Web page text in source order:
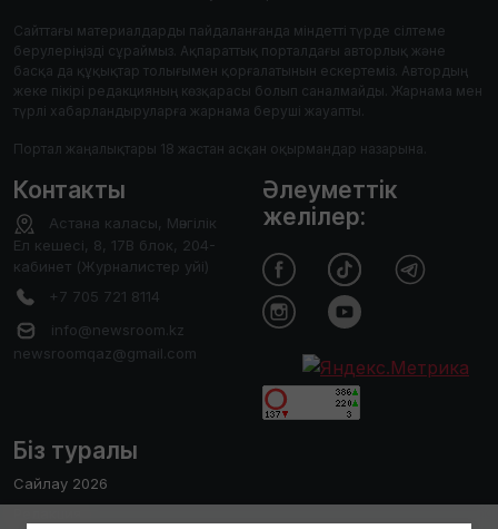
Сайттағы материалдарды пайдаланғанда міндетті түрде сілтеме
берулеріңізді сұраймыз. Ақпараттық порталдағы авторлық және
басқа да құқықтар толығымен қорғалатынын ескертеміз. Автордың
жеке пікірі редакцияның көзқарасы болып саналмайды. Жарнама мен
түрлі хабарландыруларға жарнама беруші жауапты.
Портал жаңалықтары 18 жастан асқан оқырмандар назарына.
Контакты
Астана каласы, Мәнгілік
Ел кешесі, 8, 17В блок, 204-
кабинет (Журналистер уйі)
+7 705 721 8114
info@newsroom.kz
newsroomqaz@gmail.com
Біз туралы
Сайлау 2026
Әлеуметтік
желілер: